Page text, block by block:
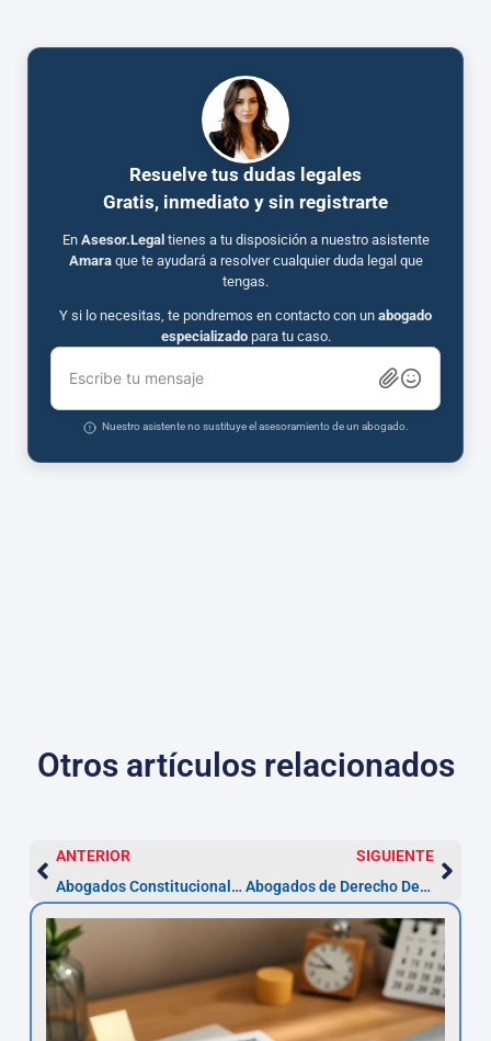
Resuelve tus dudas legales
Gratis, inmediato y sin registrarte
En Asesor.Legal tienes a tu disposición a nuestro asistente
Amaraque te ayudará a resolver cualquier duda legal que
tengas.
Y si lo necesitas, te pondremos en contacto con un abogado
especializadopara tu caso.
Escribe tu mensaje
Nuestro asistente no sustituye el asesoramiento de un abogado.
Otros artículos relacionados
ANTERIOR
Abogados Constitucionales en Alcorcón — Amparo en 30 días
SIGUIENTE
Abogados de Derecho Deportivo en Alcorcón